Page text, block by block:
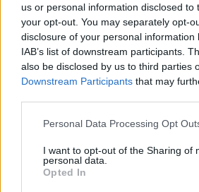
us or personal information disclosed to
your opt-out. You may separately opt-
disclosure of your personal information
IAB’s list of downstream participants.
also be disclosed by us to third parties
Downstream Participants that may
Personal Data Processing Opt
I want to opt-out of the Sharing of
personal data.
Opted In
news
RELATED ARTICLES MORE